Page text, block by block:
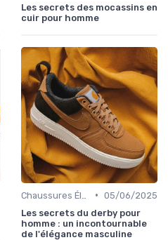
Les secrets des mocassins en
cuir pour homme
• 05/06/2025
Les secrets du derby pour
homme : un incontournable
de l'élégance masculine